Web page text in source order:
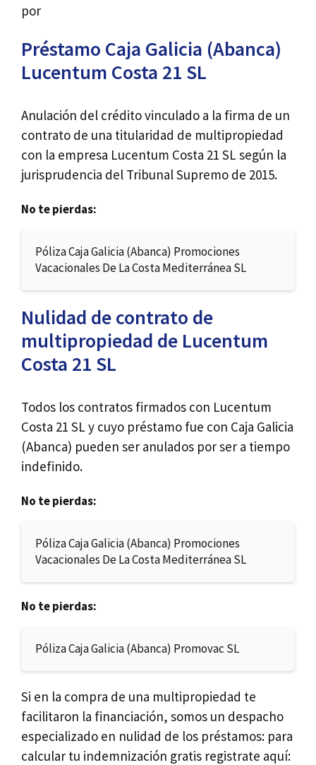
por
Préstamo Caja Galicia (Abanca)
Lucentum Costa 21 SL
Anulación del crédito vinculado a la firma de un
contrato de una titularidad de multipropiedad
con la empresa Lucentum Costa 21 SL según la
jurisprudencia del Tribunal Supremo de 2015.
No te pierdas:
Póliza Caja Galicia (Abanca) Promociones
Vacacionales De La Costa Mediterránea SL
Nulidad de contrato de
multipropiedad de Lucentum
Costa 21 SL
Todos los contratos firmados con Lucentum
Costa 21 SL y cuyo préstamo fue con Caja Galicia
(Abanca) pueden ser anulados por ser a tiempo
indefinido.
No te pierdas:
Póliza Caja Galicia (Abanca) Promociones
Vacacionales De La Costa Mediterránea SL
No te pierdas:
Póliza Caja Galicia (Abanca) Promovac SL
Si en la compra de una multipropiedad te
facilitaron la financiación, somos un despacho
especializado en nulidad de los préstamos: para
calcular tu indemnización gratis registrate aquí: